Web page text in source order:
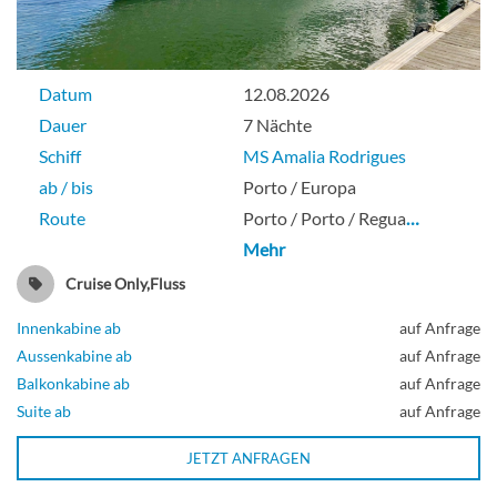
Aussenkabine
Zweibett außen-[F]
Datum
12.08.2026
Dauer
7 Nächte
Schiff
MS Amalia Rodrigues
ab / bis
Porto / Europa
Route
Porto / Porto / Regua…
Mehr
Cruise Only,Fluss
Innenkabine ab
auf Anfrage
Aussenkabine ab
auf Anfrage
Balkonkabine ab
auf Anfrage
Suite ab
auf Anfrage
JETZT ANFRAGEN